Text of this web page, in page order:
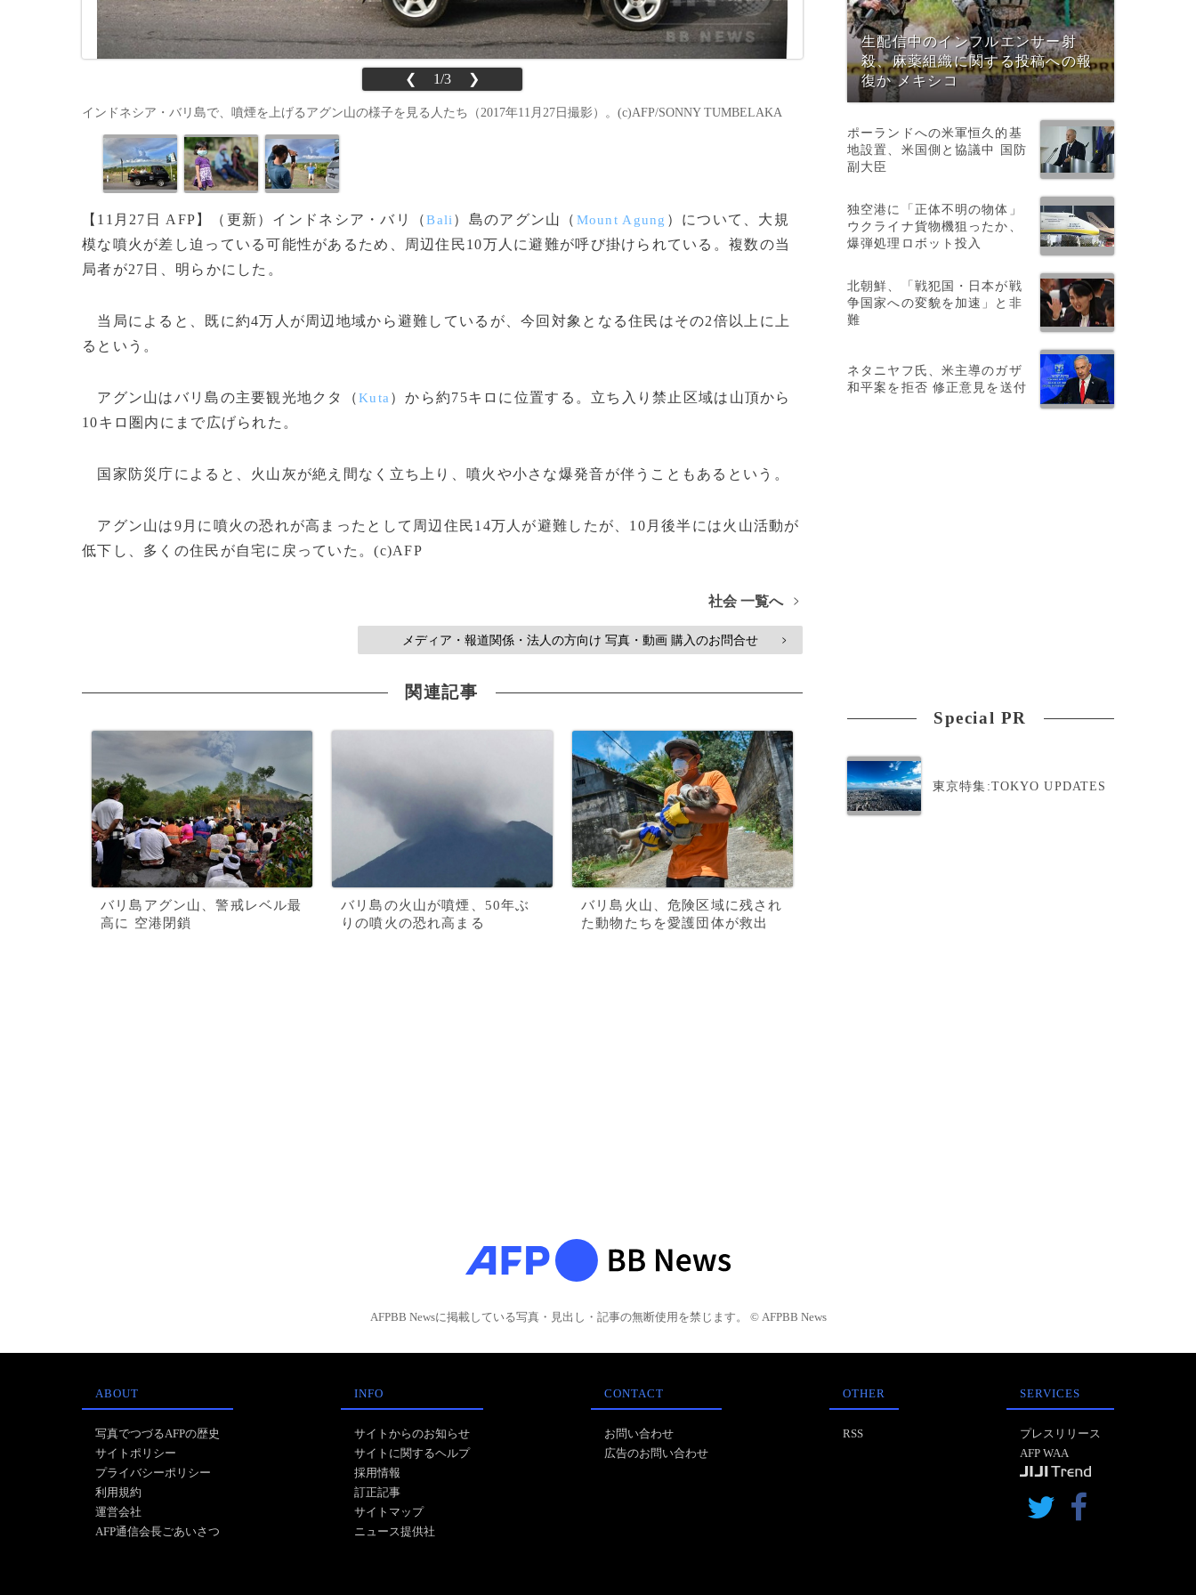
❮ 1/3 ❯
インドネシア・バリ島で、噴煙を上げるアグン山の様子を見る人たち（2017年11月27日撮影）。(c)AFP/SONNY TUMBELAKA
【11月27日 AFP】（更新）インドネシア・バリ（Bali ）島のアグン山（ Mount Agung ）について、大規
模な噴火が差し迫っている可能性があるため、周辺住民10万人に避難が呼び掛けられている。複数の当
局者が27日、明らかにした。
当局によると、既に約4万人が周辺地域から避難しているが、今回対象となる住民はその2倍以上に上
るという。
アグン山はバリ島の主要観光地クタ（Kuta ）から約75キロに位置する。立ち入り禁止区域は山頂から
10キロ圏内にまで広げられた。
国家防災庁によると、火山灰が絶え間なく立ち上り、噴火や小さな爆発音が伴うこともあるという。
アグン山は9月に噴火の恐れが高まったとして周辺住民14万人が避難したが、10月後半には火山活動が
低下し、多くの住民が自宅に戻っていた。(c)AFP
社会 一覧へ >
メディア・報道関係・法人の方向け 写真・動画 購入のお問合せ >
関連記事
バリ島アグン山、警戒レベル最
高に 空港閉鎖
バリ島の火山が噴煙、50年ぶ
りの噴火の恐れ高まる
バリ島火山、危険区域に残され
た動物たちを愛護団体が救出
生配信中のインフルエンサー射
殺、麻薬組織に関する投稿への報
復か メキシコ
ポーランドへの米軍恒久的基
地設置、米国側と協議中 国防
副大臣
独空港に「正体不明の物体」
ウクライナ貨物機狙ったか、
爆弾処理ロボット投入
北朝鮮、「戦犯国・日本が戦
争国家への変貌を加速」と非
難
ネタニヤフ氏、米主導のガザ
和平案を拒否 修正意見を送付
Special PR
東京特集:TOKYO UPDATES
AFPBB Newsに掲載している写真・見出し・記事の無断使用を禁じます。 © AFPBB News
ABOUT
写真でつづるAFPの歴史
サイトポリシー
プライバシーポリシー
利用規約
運営会社
AFP通信会長ごあいさつ
INFO
サイトからのお知らせ
サイトに関するヘルプ
採用情報
訂正記事
サイトマップ
ニュース提供社
CONTACT
お問い合わせ
広告のお問い合わせ
OTHER
RSS
SERVICES
プレスリリース
AFP WAA